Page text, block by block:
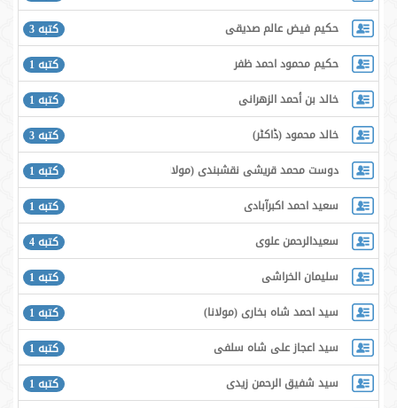
حكيم فيض عالم صديقى
كتبه 3
حكيم محمود احمد ظفر
كتبه 1
خالد بن أحمد الزهرانی
كتبه 1
خالد محمود (ڈاكٹر)
كتبه 3
دوست محمد قريشى نقشبندى (مولانا)
كتبه 1
سعید احمد اکبرآبادی
كتبه 1
سعیدالرحمن علوی
كتبه 4
سلیمان الخراشی
كتبه 1
سيد احمد شاه بخاری (مولانا)
كتبه 1
سيد اعجاز على شاه سلفى
كتبه 1
سيد شفيق الرحمن زيدى
كتبه 1